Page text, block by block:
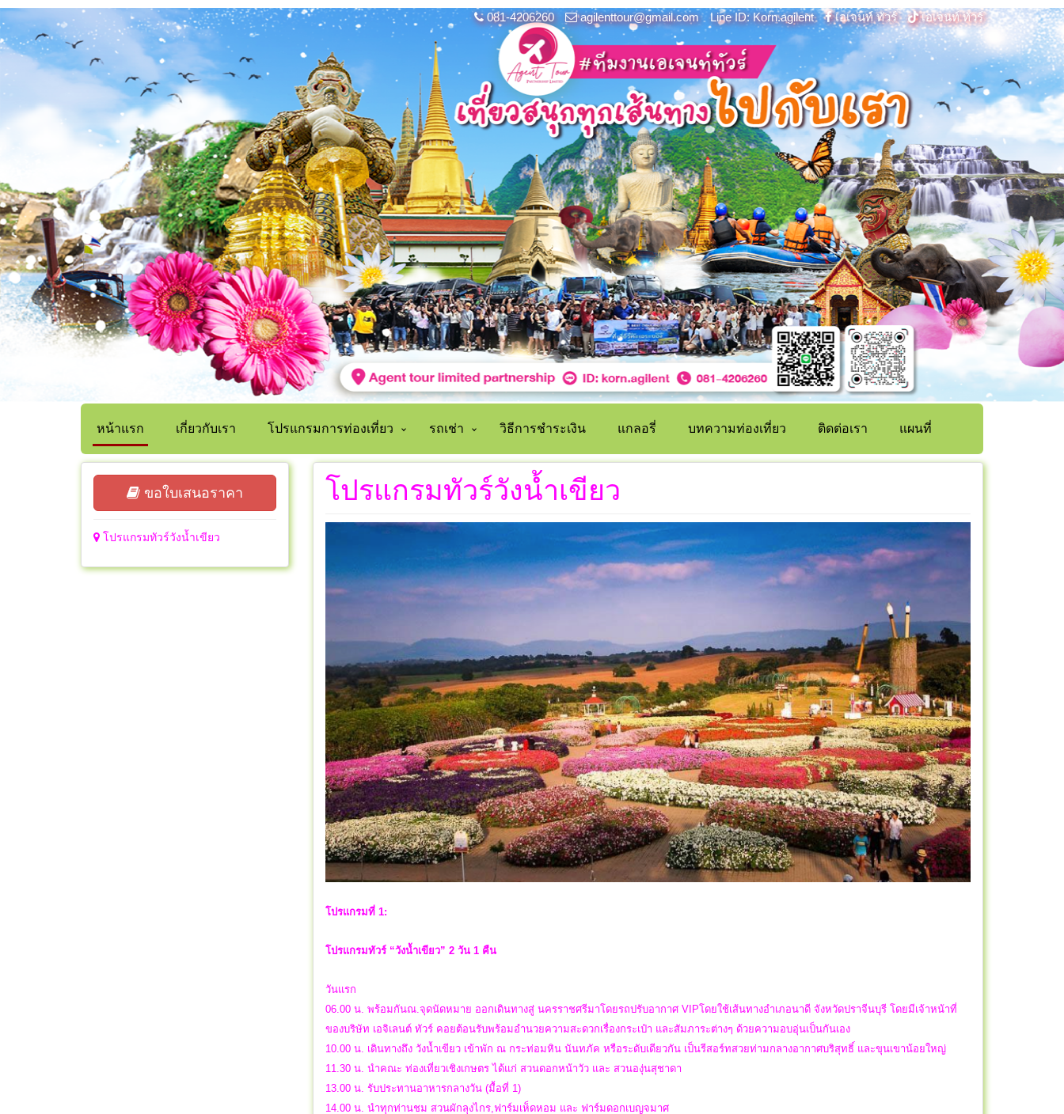
081-4206260 agilenttour@gmail.com Line ID: Korn.agilent เอเจนท์ ทัวร์ เอเจนท์ ทัวร์
หน้าแรก เกี่ยวกับเรา โปรแกรมการท่องเที่ยว รถเช่า วิธีการชำระเงิน แกลอรี่ บทความท่องเที่ยว ติดต่อเรา แผนที่
ขอใบเสนอราคา
โปรแกรมทัวร์วังน้ำเขียว
โปรแกรมทัวร์วังน้ำเขียว
โปรแกรมที่ 1:
โปรแกรมทัวร์ “วังน้ำเขียว” 2 วัน 1 คืน
วันแรก
06.00 น. พร้อมกันณ.จุดนัดหมาย ออกเดินทางสู่ นครราชศรีมาโดยรถปรับอากาศ VIPโดยใช้เส้นทางอำเภอนาดี จังหวัดปราจีนบุรี โดยมีเจ้าหน้าที่
ของบริษัท เอจิเลนต์ ทัวร์ คอยต้อนรับพร้อมอำนวยความสะดวกเรื่องกระเป๋า และสัมภาระต่างๆ ด้วยความอบอุ่นเป็นกันเอง
10.00 น. เดินทางถึง วังน้ำเขียว เข้าพัก ณ กระท่อมหิน นันทภัค หรือระดับเดียวกัน เป็นรีสอร์ทสวยท่ามกลางอากาศบริสุทธิ์ และขุนเขาน้อยใหญ่
11.30 น. นำคณะ ท่องเที่ยวเชิงเกษตร ได้แก่ สวนดอกหน้าวัว และ สวนองุ่นสุชาดา
13.00 น. รับประทานอาหารกลางวัน (มื้อที่ 1)
14.00 น. นำทุกท่านชม สวนผักลุงไกร,ฟาร์มเห็ดหอม และ ฟาร์มดอกเบญจมาศ